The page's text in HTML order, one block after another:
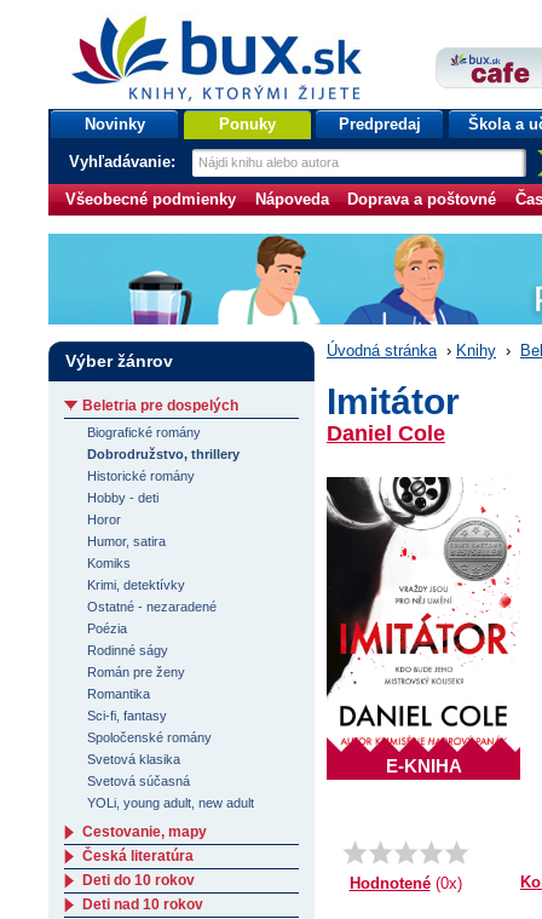
bux.sk
knihy, ktorými žijete
Úvodná stránka
Novinky Ponuky Predpredaj Škola a
Vyhľadávanie:
Všeobecné podmienky Nápoveda Doprava a poštovné
Úvodná stránka › Knihy ›
Imitátor
Daniel Cole
E-KNIHA
Hodnotené(0x)
Výber žánrov
Beletria pre dospelých
Biografické romány
Dobrodružstvo, thrillery
Historické romány
Hobby - deti
Horor
Humor, satira
Komiks
Krimi, detektívky
Ostatné - nezaradené
Poézia
Rodinné ságy
Román pre ženy
Romantika
Sci-fi, fantasy
Spoločenské romány
Svetová klasika
Svetová súčasná
YOLi, young adult, new adult
Cestovanie, mapy
Česká literatúra
Deti do 10 rokov
Deti nad 10 rokov